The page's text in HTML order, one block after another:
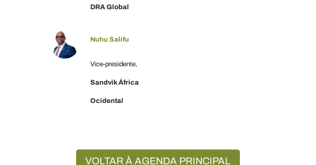
DRA Global
Nuhu Salifu
Vice-presidente,
Sandvik África
Ocidental
VOLTAR À AGENDA PRINCIPAL